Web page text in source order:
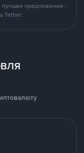
лучшее предложение,
Tether.